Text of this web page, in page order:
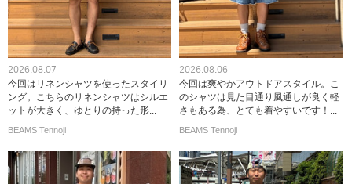
2026.08.07
今回はリネンシャツを使ったスタイリ
ング。こちらのリネンシャツはシルエ
ットが大きく、ゆとりの持った形...
BEAMS Tennoji
2026.08.06
今回は爽やかアウトドアスタイル。こ
のシャツは見た目通り風通しが良く軽
さもある為、とても着やすいです！...
BEAMS Tennoji